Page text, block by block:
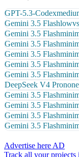
GPT-5.3-Codex
Gemini 3.5 Flashlowvs
Gemini 3.5 Flash
Gemini 3.5 Flash
Gemini 3.5 Flash
Gemini 3.5 Flash
Gemini 3.5 Flash
DeepSeek V4 Pronone
Gemini 3.5 Flash
Gemini 3.5 Flash
Gemini 3.5 Flash
Gemini 3.5 Flash
Advertise here AD
Track all your projects